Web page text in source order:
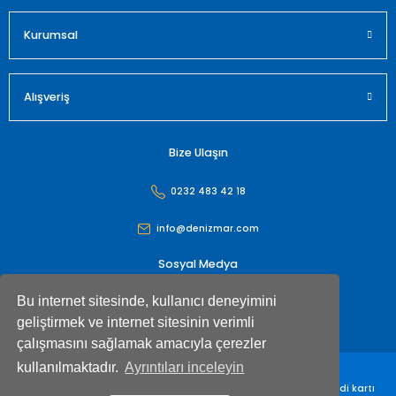
Bu internet sitesinde, kullanıcı deneyimini
geliştirmek ve internet sitesinin verimli
çalışmasını sağlamak amacıyla çerezler
kullanılmaktadır. Ayrıntıları inceleyin
Kurumsal
Alışveriş
Bize Ulaşın
0232 483 42 18
info@denizmar.com
Sosyal Medya
Denizmar İç Dış Ticaret Anonim Şirketi© Tüm hakları saklıdır. Kredi kartı